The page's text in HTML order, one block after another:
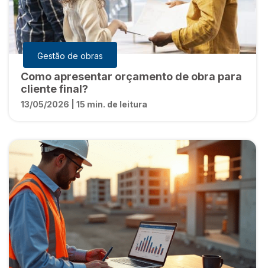
Gestão de obras
Como apresentar orçamento de obra para
cliente final?
13/05/2026 | 15 min. de leitura